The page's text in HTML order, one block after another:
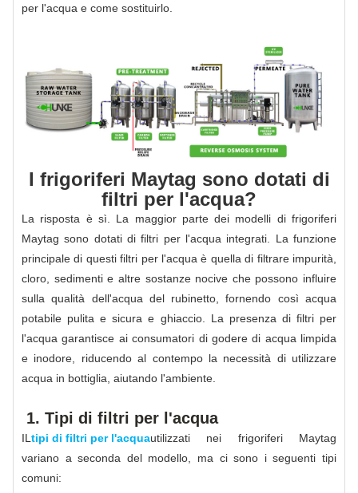
per l'acqua e come sostituirlo.
I frigoriferi Maytag sono dotati di
filtri per l'acqua?
La risposta è sì. La maggior parte dei modelli di frigoriferi
Maytag sono dotati di filtri per l'acqua integrati. La funzione
principale di questi filtri per l'acqua è quella di filtrare impurità,
cloro, sedimenti e altre sostanze nocive che possono influire
sulla qualità dell'acqua del rubinetto, fornendo così acqua
potabile pulita e sicura e ghiaccio. La presenza di filtri per
l'acqua garantisce ai consumatori di godere di acqua limpida
e inodore, riducendo al contempo la necessità di utilizzare
acqua in bottiglia, aiutando l'ambiente.
1. Tipi di filtri per l'acqua
ILtipi di filtri per l'acquautilizzati nei frigoriferi Maytag
variano a seconda del modello, ma ci sono i seguenti tipi
comuni: